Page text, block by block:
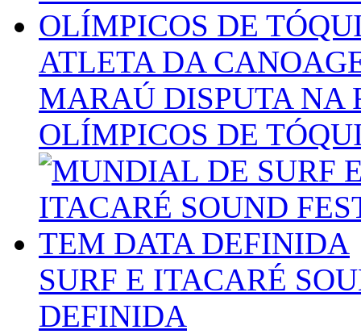
ATLETA DA
MARAÚ DISPUTA NA
OLÍMPICOS DE
SURF E ITACARÉ
DEFINIDA